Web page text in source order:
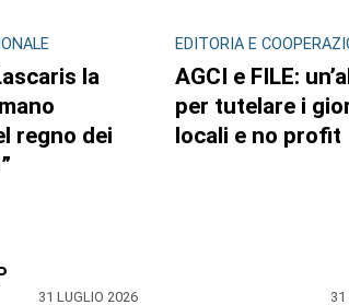
la
regno dei
31 LUGLIO 2026
EDITORIA E
AGCI e FILE:
per tutelare i
locali e no profit
31